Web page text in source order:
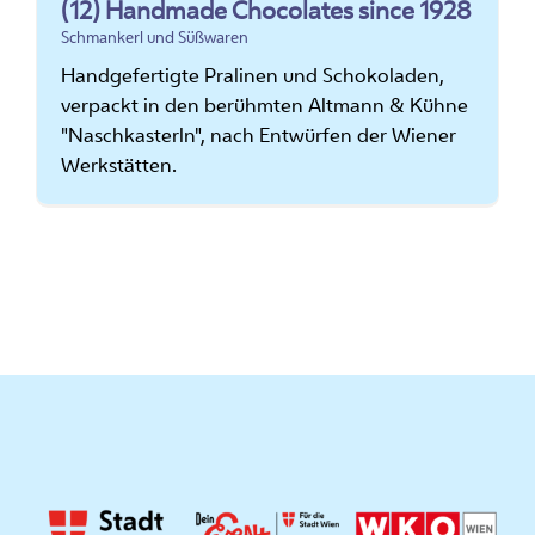
(12) Handmade Chocolates since 1928
Schmankerl und Süßwaren
Handgefertigte Pralinen und Schokoladen,
verpackt in den berühmten Altmann & Kühne
"Naschkasterln", nach Entwürfen der Wiener
Werkstätten.